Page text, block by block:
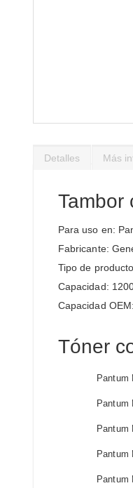
comienzo
imágenes
Detalles
Tambor
Para uso en:
Fabricante:
Tipo de
Capacidad:
Capacidad
Tóner
Pantum
Pantum
Pantum
Pantum
Pantum
Más